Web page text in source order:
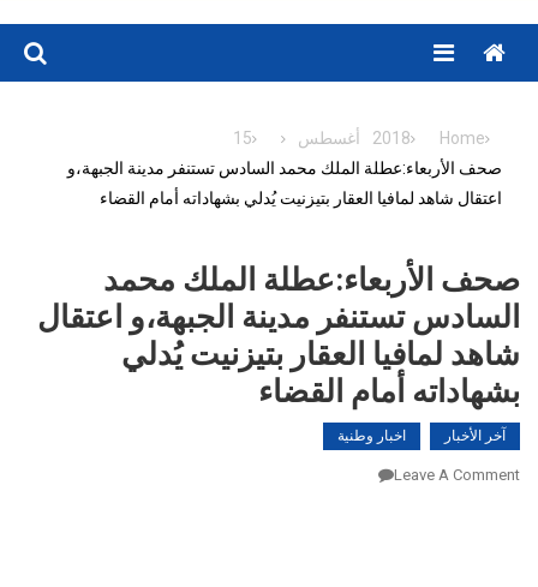
Menu
Home
2018 أغسطس
15
صحف الأربعاء:عطلة الملك محمد السادس تستنفر مدينة الجبهة،و
اعتقال شاهد لمافيا العقار بتيزنيت يُدلي بشهاداته أمام القضاء
صحف الأربعاء:عطلة الملك محمد
السادس تستنفر مدينة الجبهة،و اعتقال
شاهد لمافيا العقار بتيزنيت يُدلي
بشهاداته أمام القضاء
آخر الأخبار اخبار وطنية
Leave A Comment